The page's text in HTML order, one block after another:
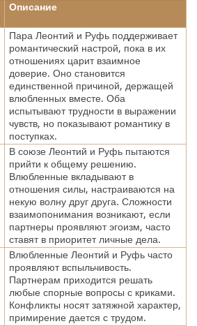
Описание
Пара Леонтий и Руфь поддерживает
романтический настрой, пока в их
отношениях царит взаимное
доверие. Оно становится
единственной причиной, держащей
влюбленных вместе. Оба
испытывают трудности в выражении
чувств, но показывают романтику в
поступках.
В союзе Леонтий и Руфь пытаются
прийти к общему решению.
Влюбленные вкладывают в
отношения силы, настраиваются на
некую волну друг друга. Сложности
взаимопонимания возникают, если
партнеры проявляют эгоизм, часто
ставят в приоритет личные дела.
Влюбленные Леонтий и Руфь часто
проявляют вспыльчивость.
Партнерам приходится решать
любые спорные вопросы с криками.
Конфликты носят затяжной характер,
примирение дается с трудом.